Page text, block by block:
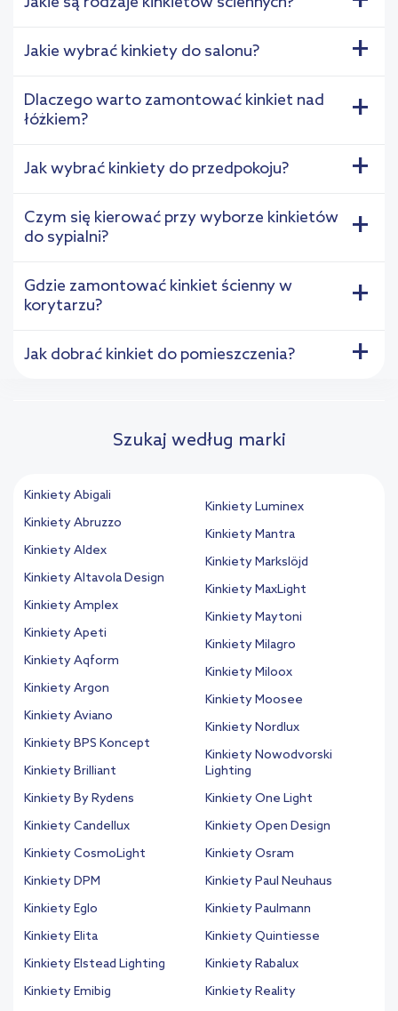
Jakie wybrać kinkiety do salonu? +
Dlaczego warto zamontować kinkiet nad
łóżkiem?
+
Jak wybrać kinkiety do przedpokoju? +
Czym się kierować przy wyborze kinkietów
do sypialni?
+
Gdzie zamontować kinkiet ścienny w
korytarzu?
+
Jak dobrać kinkiet do pomieszczenia? +
Szukaj według marki
Kinkiety Abigali
Kinkiety Abruzzo
Kinkiety Aldex
Kinkiety Altavola Design
Kinkiety Amplex
Kinkiety Apeti
Kinkiety Aqform
Kinkiety Argon
Kinkiety Aviano
Kinkiety BPS Koncept
Kinkiety Brilliant
Kinkiety By Rydens
Kinkiety Candellux
Kinkiety CosmoLight
Kinkiety DPM
Kinkiety Eglo
Kinkiety Elita
Kinkiety Elstead Lighting
Kinkiety Emibig
Kinkiety Luminex
Kinkiety Mantra
Kinkiety Markslöjd
Kinkiety MaxLight
Kinkiety Maytoni
Kinkiety Milagro
Kinkiety Miloox
Kinkiety Moosee
Kinkiety Nordlux
Kinkiety Nowodvorski
Lighting
Kinkiety One Light
Kinkiety Open Design
Kinkiety Osram
Kinkiety Paul Neuhaus
Kinkiety Paulmann
Kinkiety Quintiesse
Kinkiety Rabalux
Kinkiety Reality